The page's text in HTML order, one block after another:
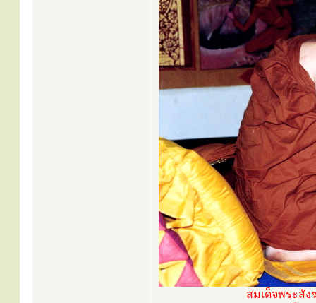
สมเด็จพระสั